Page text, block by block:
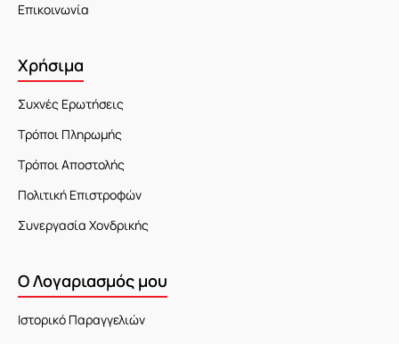
Επικοινωνία
Χρήσιμα
Συχνές Ερωτήσεις
Τρόποι Πληρωμής
Τρόποι Αποστολής
Πολιτική Επιστροφών
Συνεργασία Χονδρικής
Ο Λογαριασμός μου
Ιστορικό Παραγγελιών